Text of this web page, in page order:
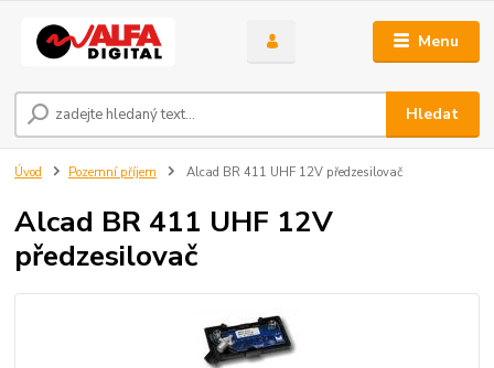
Menu
Hledat
Úvod Pozemní příjem Alcad BR 411 UHF 12V předzesilovač
Alcad BR 411 UHF 12V
předzesilovač